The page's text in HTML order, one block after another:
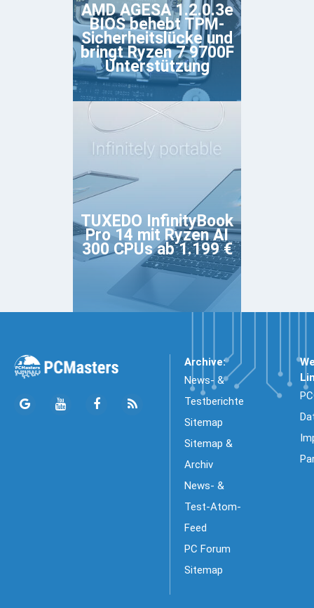
AMD AGESA 1.2.0.3e
BIOS behebt TPM-
Sicherheitslücke und
bringt Ryzen 7 9700F
Unterstützung
TUXEDO InfinityBook
Pro 14 mit Ryzen AI
300 CPUs ab 1.199 €
Archive:
News- &
Testberichte
Sitemap
Sitemap &
Archiv
News- &
Test-Atom-
Feed
PC Forum
Sitemap